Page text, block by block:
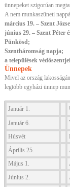
ünnepeket szigorúan
A nem munkaszüneti
március 19. – Szent
június 29. – Szent Péter
Pünkösd;
Szentháromság napja;
a települések
Ünnepek
Mivel az ország
legtöbb egyházi ünnep
Január 1.
Január 6.
Húsvét
Április 25.
Május 1.
Június 2.